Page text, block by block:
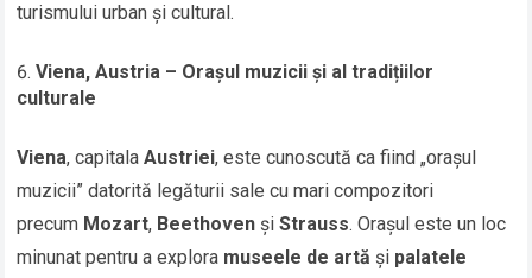
turismului urban și cultural.
Viena, Austria – Orașul muzicii și al tradițiilor
culturale
Viena, capitalaAustriei, este cunoscută ca fiind „orașul
muzicii” datorită legăturii sale cu mari compozitori
precum Mozart, Beethoven șiStrauss. Orașul este un loc
minunat pentru a explora museele de artă și palatele